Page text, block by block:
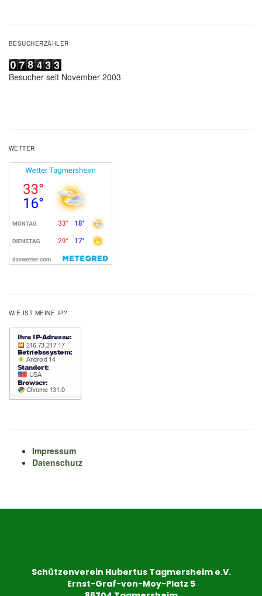
BESUCHERZÄHLER
Besucher seit November 2003
WETTER
WIE IST MEINE IP?
Impressum
Datenschutz
Schützenverein Hubertus Tagmersheim e.V.
Ernst-Graf-von-Moy-Platz 5